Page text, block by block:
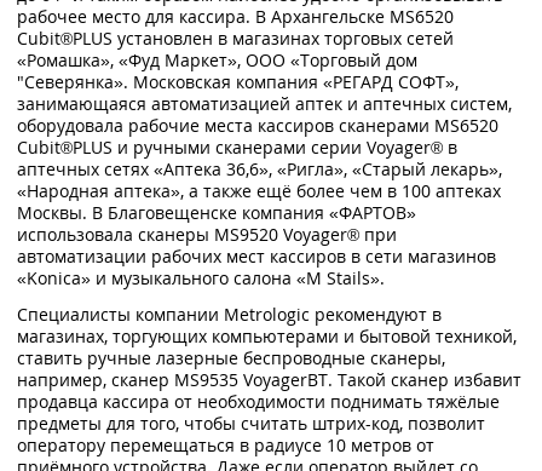
рабочее место для кассира. В Архангельске MS6520
Cubit®PLUS установлен в магазинах торговых сетей
«Ромашка», «Фуд Маркет», ООО «Торговый дом
"Северянка». Московская компания «РЕГАРД СОФТ»,
занимающаяся автоматизацией аптек и аптечных систем,
оборудовала рабочие места кассиров сканерами MS6520
Cubit®PLUS и ручными сканерами серии Voyager® в
аптечных сетях «Аптека 36,6», «Ригла», «Старый лекарь»,
«Народная аптека», а также ещё более чем в 100 аптеках
Москвы. В Благовещенске компания «ФАРТОВ»
использовала сканеры MS9520 Voyager® при
автоматизации рабочих мест кассиров в сети магазинов
«Konica» и музыкального салона «M Stails».
Специалисты компании Metrologic рекомендуют в
магазинах, торгующих компьютерами и бытовой техникой,
ставить ручные лазерные беспроводные сканеры,
например, сканер MS9535 VoyagerBT. Такой сканер избавит
продавца кассира от необходимости поднимать тяжёлые
предметы для того, чтобы считать штрих-код, позволит
оператору перемещаться в радиусе 10 метров от